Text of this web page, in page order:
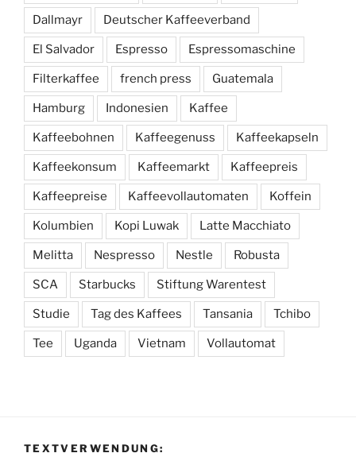
Dallmayr Deutscher Kaffeeverband
El Salvador Espresso Espressomaschine
Filterkaffee french press Guatemala
Hamburg Indonesien Kaffee
Kaffeebohnen Kaffeegenuss Kaffeekapseln
Kaffeekonsum Kaffeemarkt Kaffeepreis
Kaffeepreise Kaffeevollautomaten Koffein
Kolumbien Kopi Luwak Latte Macchiato
Melitta Nespresso Nestle Robusta
SCA Starbucks Stiftung Warentest
Studie Tag des Kaffees Tansania Tchibo
Tee Uganda Vietnam Vollautomat
TEXTVERWENDUNG: